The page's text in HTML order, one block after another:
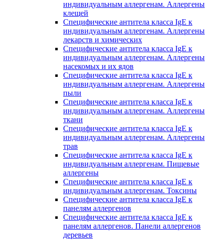
индивидуальным аллергенам. Аллергены
клещей
Специфические антитела класса IgE к
индивидуальным аллергенам. Аллергены
лекарств и химических
Специфические антитела класса IgE к
индивидуальным аллергенам. Аллергены
насекомых и их ядов
Специфические антитела класса IgE к
индивидуальным аллергенам. Аллергены
пыли
Специфические антитела класса IgE к
индивидуальным аллергенам. Аллергены
ткани
Специфические антитела класса IgE к
индивидуальным аллергенам. Аллергены
трав
Специфические антитела класса IgE к
индивидуальным аллергенам. Пищевые
аллергены
Специфические антитела класса IgE к
индивидуальным аллергенам. Токсины
Специфические антитела класса IgE к
панелям аллергенов
Специфические антитела класса IgE к
панелям аллергенов. Панели аллергенов
деревьев